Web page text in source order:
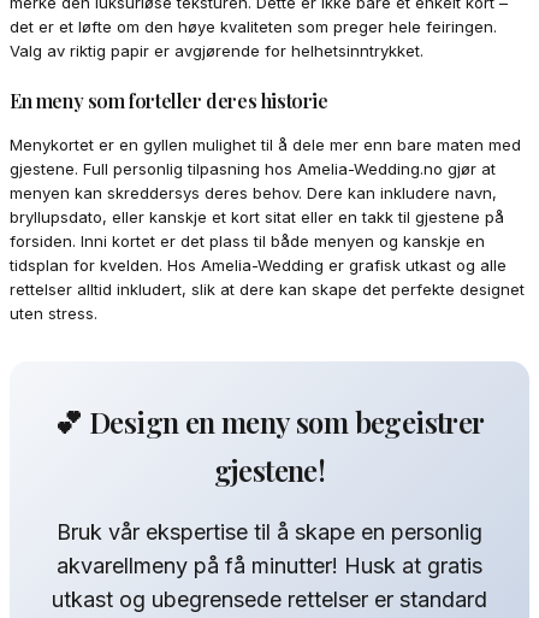
det er et løfte om den høye kvaliteten som preger hele feiringen.
Valg av riktig papir er avgjørende for helhetsinntrykket.
En meny som forteller deres historie
Menykortet er en gyllen mulighet til å dele mer enn bare maten med
gjestene. Full personlig tilpasning hos Amelia-Wedding.no gjør at
menyen kan skreddersys deres behov. Dere kan inkludere navn,
bryllupsdato, eller kanskje et kort sitat eller en takk til gjestene på
forsiden. Inni kortet er det plass til både menyen og kanskje en
tidsplan for kvelden. Hos Amelia-Wedding er grafisk utkast og alle
rettelser alltid inkludert, slik at dere kan skape det perfekte designet
uten stress.
💕 Design en meny som begeistrer
gjestene!
Bruk vår ekspertise til å skape en personlig
akvarellmeny på få minutter! Husk at gratis
utkast og ubegrensede rettelser er standard